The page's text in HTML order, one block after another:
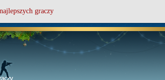
graczy